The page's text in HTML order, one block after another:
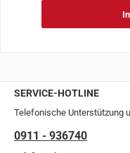
SERVICE-HOTLINE
Telefonische Unterstützung
0911 - 936740